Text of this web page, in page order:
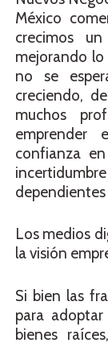
México
crecimos
mejorando
no se
creciendo,
muchos
emprender
confianza
dependientes
Los medios
la visión
Si bien las
para
bienes